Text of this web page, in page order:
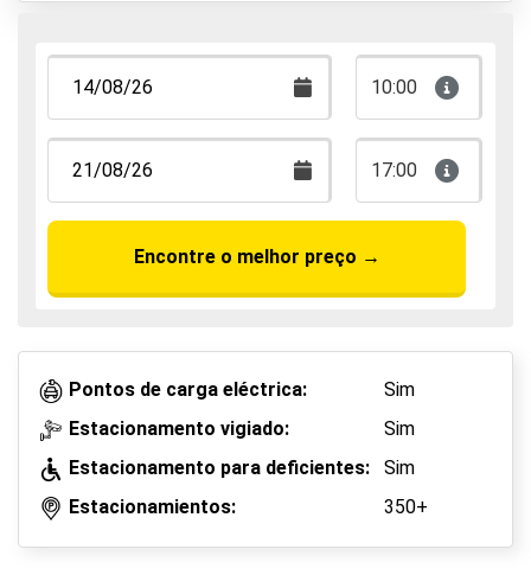
10:00
17:00
Encontre o melhor preço →
Pontos de carga eléctrica:
Sim
Estacionamento vigiado:
Sim
Estacionamento para deficientes:
Sim
Estacionamientos:
350+